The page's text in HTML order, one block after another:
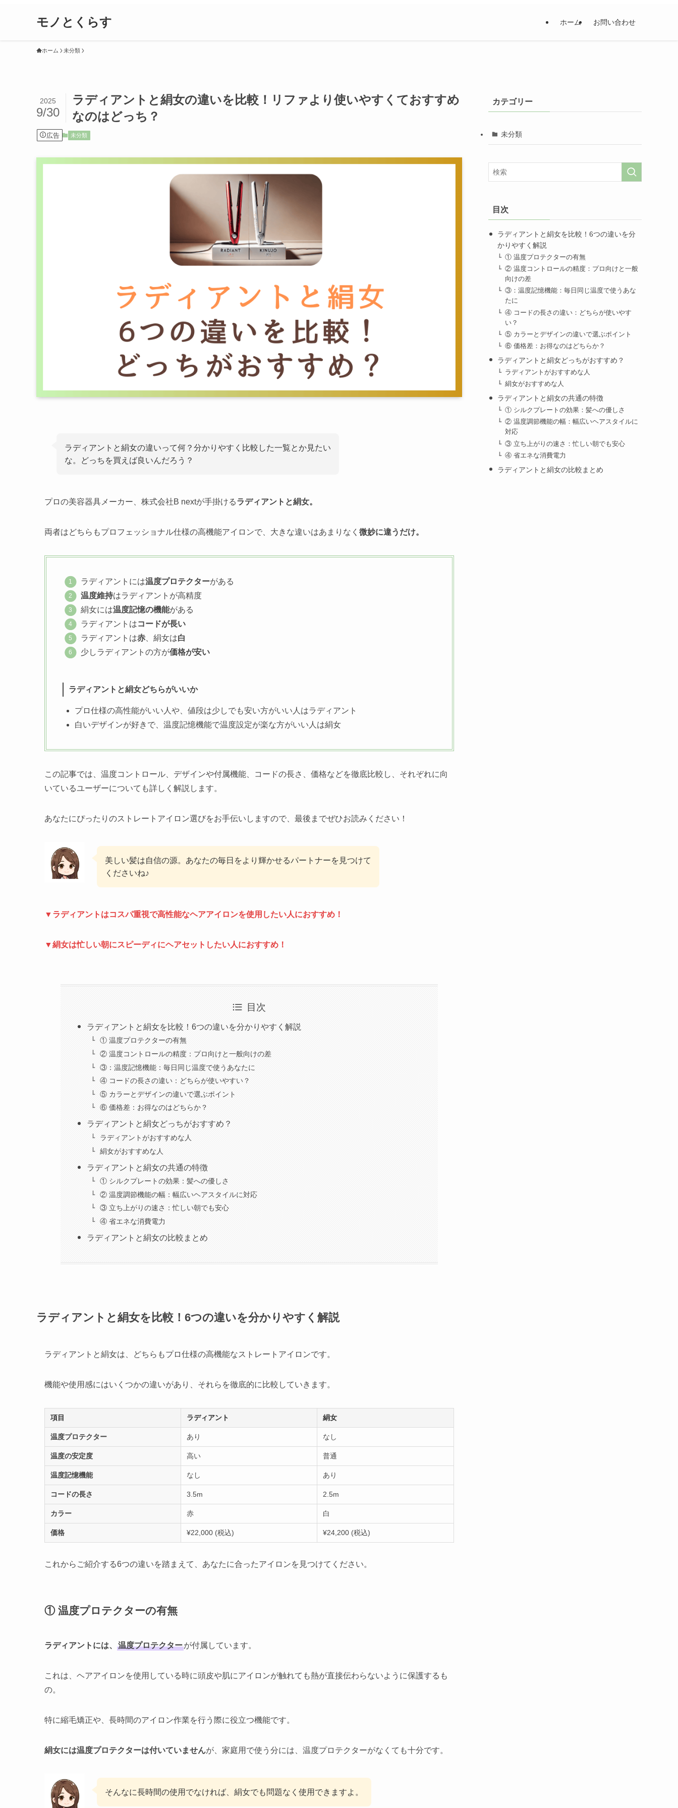
モノとくらす ホーム お問い合わせ
ホーム 未分類
ラディアントと絹女の違いを比較！リファより使いやすくておすすめ
なのはどっち？
2025
9/30
広告 未分類
ラディアントと絹女の違いって何？分かりやすく比較した一覧とか見たい
な。どっちを買えば良いんだろう？
プロの美容器具メーカー、株式会社B nextが手掛けるラディアントと絹女。
両者はどちらもプロフェッショナル仕様の高機能アイロンで、大きな違いはあまりなく 微妙に違うだけ。
ラディアントには温度プロテクターがある
温度維持はラディアントが高精度
絹女には温度記憶の機能がある
ラディアントはコードが長い
ラディアントは赤 、絹女は白
少しラディアントの方が価格が安い
ラディアントと絹女どちらがいいか
プロ仕様の高性能がいい人や、値段は少しでも安い方がいい人はラディアント
白いデザインが好きで、温度記憶機能で温度設定が楽な方がいい人は絹女
この記事では、温度コントロール、デザインや付属機能、コードの長さ、価格などを徹底比較し、それぞれに向
いているユーザーについても詳しく解説します。
あなたにぴったりのストレートアイロン選びをお手伝いしますので、最後までぜひお読みください！
美しい髪は自信の源。あなたの毎日をより輝かせるパートナーを見つけて
くださいね♪
▼ラディアントはコスパ重視で高性能なヘアアイロンを使用したい人におすすめ！
▼絹女は忙しい朝にスピーディにヘアセットしたい人におすすめ！
目次
ラディアントと絹女を比較！6つの違いを分かりやすく解説
① 温度プロテクターの有無
② 温度コントロールの精度：プロ向けと一般向けの差
③：温度記憶機能：毎日同じ温度で使うあなたに
④ コードの長さの違い：どちらが使いやすい？
⑤ カラーとデザインの違いで選ぶポイント
⑥ 価格差：お得なのはどちらか？
ラディアントと絹女どっちがおすすめ？
ラディアントがおすすめな人
絹女がおすすめな人
ラディアントと絹女の共通の特徴
① シルクプレートの効果：髪への優しさ
② 温度調節機能の幅：幅広いヘアスタイルに対応
③ 立ち上がりの速さ：忙しい朝でも安心
④ 省エネな消費電力
ラディアントと絹女の比較まとめ
ラディアントと絹女を比較！6つの違いを分かりやすく解説
ラディアントと絹女は、どちらもプロ仕様の高機能なストレートアイロンです。
機能や使用感にはいくつかの違いがあり、それらを徹底的に比較していきます。
項目 ラディアント 絹女
温度プロテクター あり なし
温度の安定度 高い 普通
温度記憶機能 なし あり
コードの長さ 3.5m 2.5m
カラー 赤 白
価格 ¥22,000 (税込) ¥24,200 (税込)
これからご紹介する6つの違いを踏まえて、あなたに合ったアイロンを見つけてください。
① 温度プロテクターの有無
ラディアントには、 温度プロテクターが付属しています。
これは、ヘアアイロンを使用している時に頭皮や肌にアイロンが触れても熱が直接伝わらないように保護するも
の。
特に縮毛矯正や、長時間のアイロン作業を行う際に役立つ機能です。
絹女には温度プロテクターは付いていませんが、家庭用で使う分には、温度プロテクターがなくても十分です。
そんなに長時間の使用でなければ、絹女でも問題なく使用できますよ。
カテゴリー
未分類
目次
ラディアントと絹女を比較！6つの違いを分
かりやすく解説
① 温度プロテクターの有無
② 温度コントロールの精度：プロ向けと一般
向けの差
③：温度記憶機能：毎日同じ温度で使うあな
たに
④ コードの長さの違い：どちらが使いやす
い？
⑤ カラーとデザインの違いで選ぶポイント
⑥ 価格差：お得なのはどちらか？
ラディアントと絹女どっちがおすすめ？
ラディアントがおすすめな人
絹女がおすすめな人
ラディアントと絹女の共通の特徴
① シルクプレートの効果：髪への優しさ
② 温度調節機能の幅：幅広いヘアスタイルに
対応
③ 立ち上がりの速さ：忙しい朝でも安心
④ 省エネな消費電力
ラディアントと絹女の比較まとめ